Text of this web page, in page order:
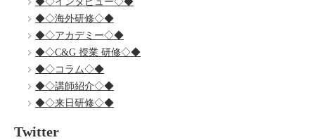
◆◇海外研修◇◆
◆◇アカデミー◇◆
◆◇C&G 授業 研修◇◆
◆◇コラム◇◆
◆◇講師紹介◇◆
◆◇来日研修◇◆
Twitter